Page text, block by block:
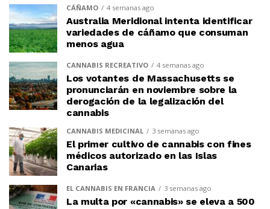
CÁÑAMO 4 semanas ago
Australia Meridional intenta identificar
variedades de cáñamo que consuman
menos agua
CANNABIS RECREATIVO 4 semanas ago
Los votantes de Massachusetts se
pronunciarán en noviembre sobre la
derogación de la legalización del
cannabis
CANNABIS MEDICINAL 3 semanas ago
El primer cultivo de cannabis con fines
médicos autorizado en las Islas
Canarias
EL CANNABIS EN FRANCIA 3 semanas ago
La multa por «cannabis» se eleva a 500